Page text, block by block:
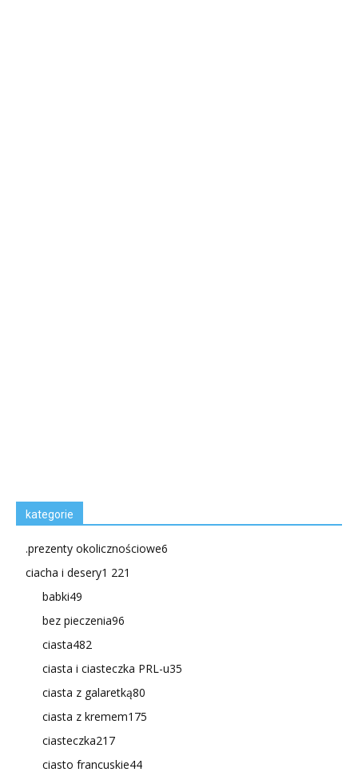
kategorie
.prezenty okolicznościowe6
ciacha i desery1 221
babki49
bez pieczenia96
ciasta482
ciasta i ciasteczka PRL-u35
ciasta z galaretką80
ciasta z kremem175
ciasteczka217
ciasto francuskie44